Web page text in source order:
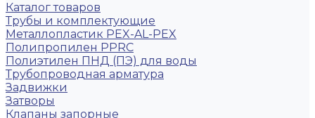
Каталог товаров
Трубы и комплектующие
Металлопластик PEX-AL-PEX
Полипропилен PPRC
Полиэтилен ПНД (ПЭ) для воды
Трубопроводная арматура
Задвижки
Затворы
Клапаны запорные